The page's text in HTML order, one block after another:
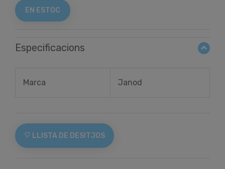
EN ESTOC
Especificacions
Marca Janod
favorite_border LLISTA DE DESITJOS